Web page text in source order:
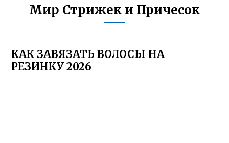
Мир Стрижек и Причесок
КАК ЗАВЯЗАТЬ ВОЛОСЫ НА
РЕЗИНКУ 2026